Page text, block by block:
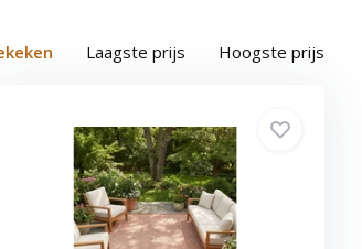
Laagste prijs Hoogste prijs